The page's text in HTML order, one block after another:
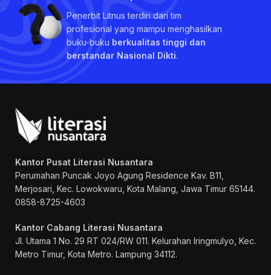
Penerbit Litnus terdiri dari tim
profesional yang mampu menghasilkan
buku-buku berkualitas tinggi dan
berstandar Nasional Dikti.
Kantor Pusat Literasi Nusantara
Perumahan Puncak Joyo Agung Residence Kav. B11,
Merjosari, Kec. Lowokwaru, Kota Malang, Jawa Timur 65144.
0858-8725-4603
Kantor Cabang Literasi Nusantara
Jl. Utama 1 No. 29 RT 024/RW 011. Kelurahan Iringmulyo, Kec.
Metro Timur, Kota Metro. Lampung 34112.